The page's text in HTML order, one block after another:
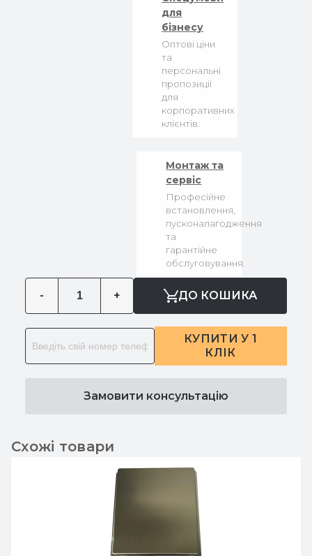
для
бізнесу
Оптові ціни
та
персональні
пропозиції
для
корпоративних
клієнтів.
Монтаж та
сервіс
Професійне
встановлення,
пусконалагодження
та
гарантійне
обслуговування.
- + ДО КОШИКА
КУПИТИ У 1
КЛІК
Замовити консультацію
Схожі товари